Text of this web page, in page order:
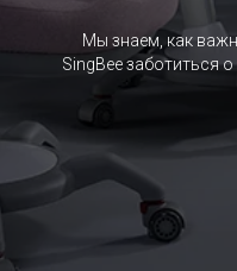
Мы знаем, как
SingBee заботиться